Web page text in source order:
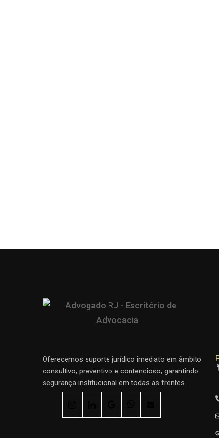
Oferecemos suporte jurídico imediato em âmbito
consultivo, preventivo e contencioso, garantindo
segurança institucional em todas as frentes.